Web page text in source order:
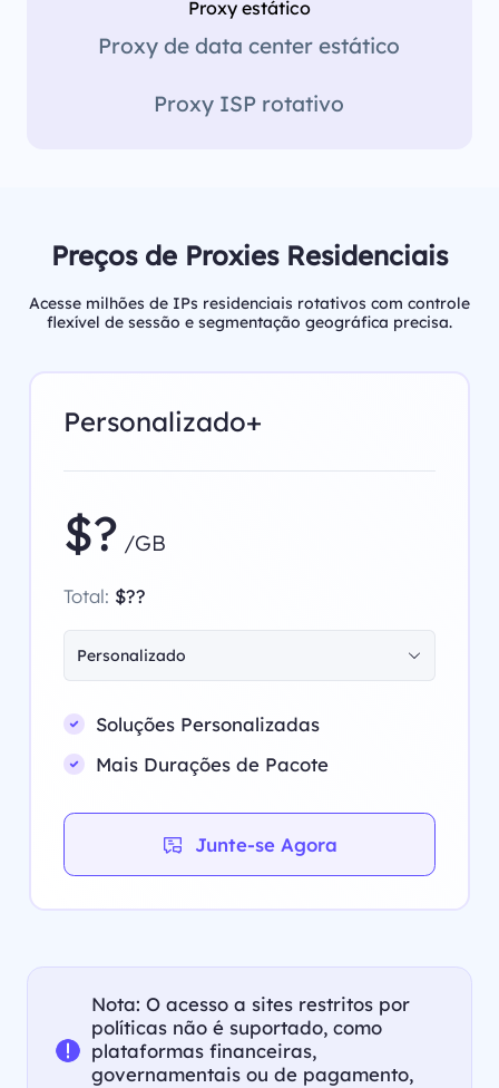
Proxy estático
Proxy de data center estático
Proxy ISP rotativo
Preços de Proxies Residenciais
Acesse milhões de IPs residenciais rotativos com controle
flexível de sessão e segmentação geográfica precisa.
Personalizado+
$? /GB
Total: $??
Personalizado
Soluções Personalizadas
Mais Durações de Pacote
Junte-se Agora
Nota: O acesso a sites restritos por
políticas não é suportado, como
plataformas financeiras,
governamentais ou de pagamento,